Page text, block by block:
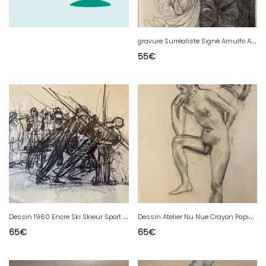
g
ravure Surréaliste Signé Arnulfo A Identifier 1980 Femme Cheveux Art
55€
D
essin 1960 Encre Ski Skieur Sport Expressionnisme Expressionniste
65€
D
essin Atelier Nu Nue Crayon Papier Homme Erotique 1910 Art Déco Ancien Atelier
65€